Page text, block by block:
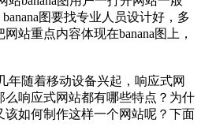
图要找专业人员设计好，多
站重点内容体现在banana图上，
年随着移动设备兴起，响应式网
响应式网站都有哪些特点？为什
如何制作这样一个网站呢？下面